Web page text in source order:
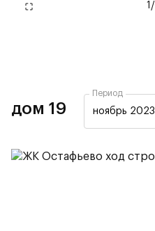
1 /
дом 19
Период
ноябрь 2023